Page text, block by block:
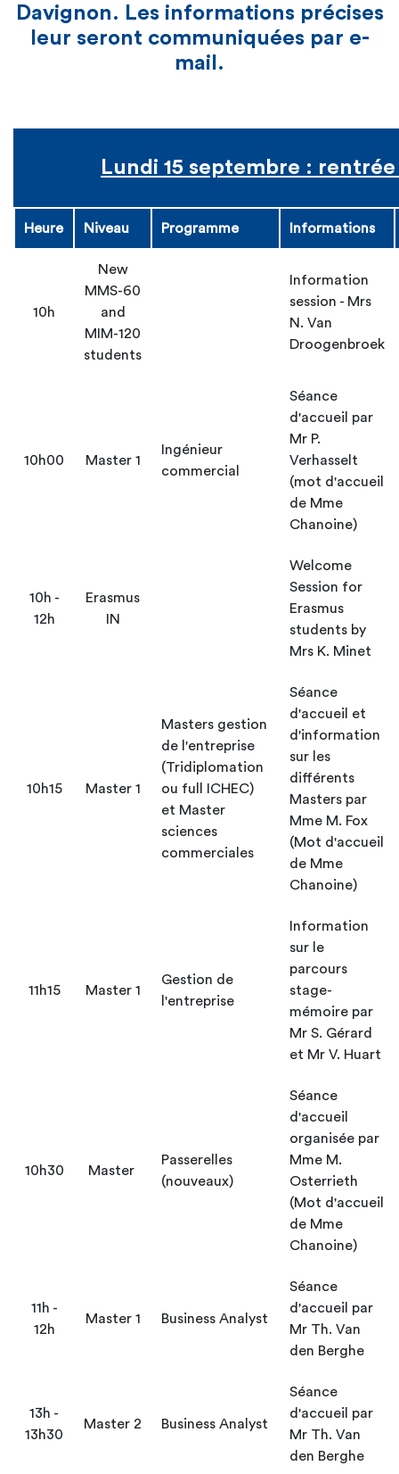
Davignon. Les informations précises
leur seront communiquées par e-
mail.
Lundi 15 septembre :
Heure Niveau Programme Informations
10h
New
MMS-60
and
MIM-120
students
Information
session - Mrs
N. Van
Droogenbroek
10h00 Master 1
Ingénieur
commercial
Séance
d'accueil par
Mr P.
Verhasselt
(mot d'accueil
de Mme
Chanoine)
10h -
12h
Erasmus
IN
Welcome
Session for
Erasmus
students by
Mrs K. Minet
10h15 Master 1
Masters gestion
de l'entreprise
(Tridiplomation
ou full ICHEC)
et Master
sciences
commerciales
Séance
d'accueil et
d'information
sur les
différents
Masters par
Mme M. Fox
(Mot d'accueil
de Mme
Chanoine)
11h15 Master 1
Gestion de
l'entreprise
Information
sur le
parcours
stage-
mémoire par
Mr S. Gérard
et Mr V. Huart
10h30 Master
Passerelles
(nouveaux)
Séance
d'accueil
organisée par
Mme M.
Osterrieth
(Mot d'accueil
de Mme
Chanoine)
11h -
12h
Master 1 Business Analyst
Séance
d'accueil par
Mr Th. Van
den Berghe
13h -
13h30
Master 2 Business Analyst
Séance
d'accueil par
Mr Th. Van
den Berghe